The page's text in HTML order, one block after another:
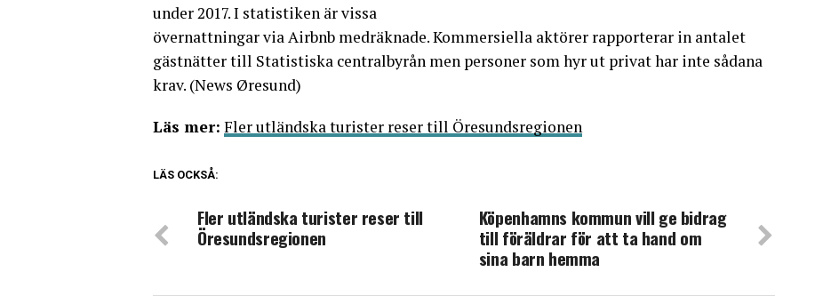
under 2017. I statistiken är vissa
övernattningar via Airbnb medräknade. Kommersiella aktörer rapporterar in antalet
gästnätter till Statistiska centralbyrån men personer som hyr ut privat har inte sådana
krav. (News Øresund)
Läs mer: Fler utländska turister reser till Öresundsregionen
LÄS OCKSÅ:
Köpenhamns kommun vill ge bidrag
till föräldrar för att ta hand om
sina barn hemma
Fler utländska turister reser till
Öresundsregionen